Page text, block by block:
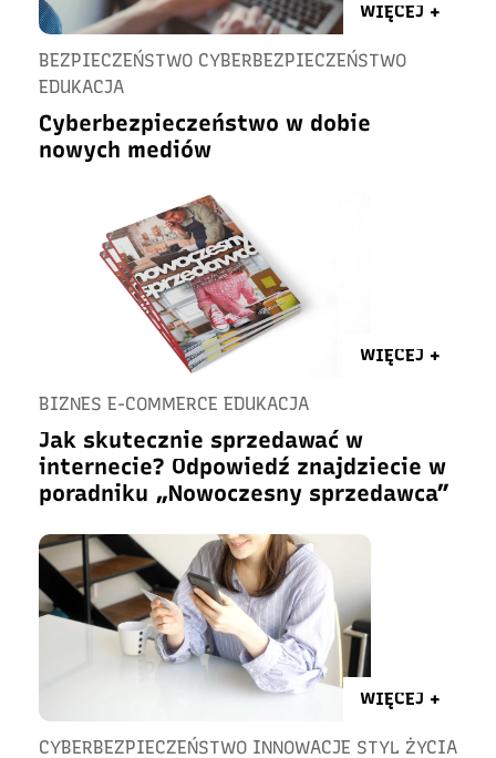
WIĘCEJ +
BEZPIECZEŃSTWO CYBERBEZPIECZEŃSTWO
EDUKACJA
Cyberbezpieczeństwo w dobie
nowych mediów
WIĘCEJ +
BIZNES E-COMMERCE EDUKACJA
Jak skutecznie sprzedawać w
internecie? Odpowiedź znajdziecie w
poradniku „Nowoczesny sprzedawca”
WIĘCEJ +
CYBERBEZPIECZEŃSTWO INNOWACJE STYL ŻYCIA